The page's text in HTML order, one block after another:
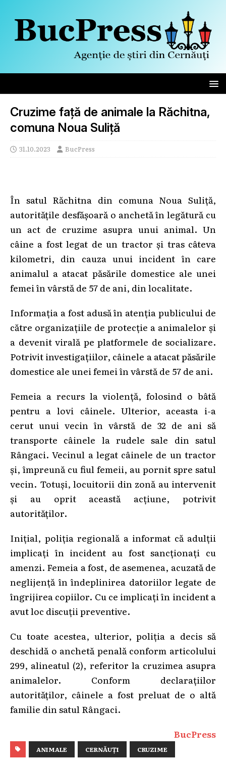
Cruzime față de animale la Răchitna,
comuna Noua Suliță
31.10.2023 BucPress
În satul Răchitna din comuna Noua Suliță,
autoritățile desfășoară o anchetă în legătură cu
un act de cruzime asupra unui animal. Un
câine a fost legat de un tractor și tras câteva
kilometri, din cauza unui incident în care
animalul a atacat păsările domestice ale unei
femei în vârstă de 57 de ani, din localitate.
Informația a fost adusă în atenția publicului de
către organizațiile de protecție a animalelor și
a devenit virală pe platformele de socializare.
Potrivit investigațiilor, câinele a atacat păsările
domestice ale unei femei în vârstă de 57 de ani.
Femeia a recurs la violență, folosind o bâtă
pentru a lovi câinele. Ulterior, aceasta i-a
cerut unui vecin în vârstă de 32 de ani să
transporte câinele la rudele sale din satul
Rângaci. Vecinul a legat câinele de un tractor
și, împreună cu fiul femeii, au pornit spre satul
vecin. Totuși, locuitorii din zonă au intervenit
și au oprit această acțiune, potrivit
autorităților.
Inițial, poliția regională a informat că adulții
implicați în incident au fost sancționați cu
amenzi. Femeia a fost, de asemenea, acuzată de
neglijență în îndeplinirea datoriilor legate de
îngrijirea copiilor. Cu ce implicați în incident a
avut loc discuții preventive.
Cu toate acestea, ulterior, poliția a decis să
deschidă o anchetă penală conform articolului
299, alineatul (2), referitor la cruzimea asupra
animalelor. Conform declarațiilor
autorităților, câinele a fost preluat de o altă
familie din satul Rângaci.
BucPress
ANIMALE CERNĂUȚI CRUZIME